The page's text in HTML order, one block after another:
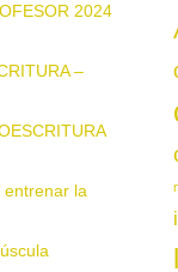
2024
–
entrenar la